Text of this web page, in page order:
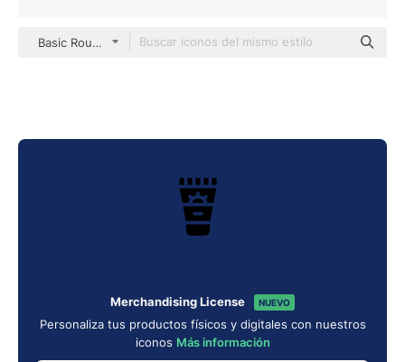
Basic Rounded Filled
Merchandising License NUEVO
Personaliza tus productos físicos y digitales con nuestros
iconos Más información